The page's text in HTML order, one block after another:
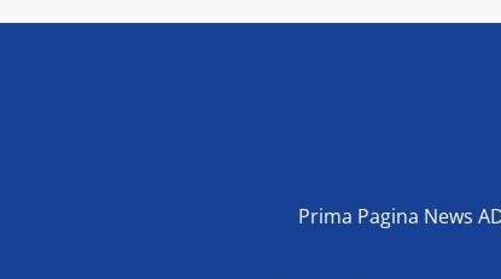
Prima Pagina News